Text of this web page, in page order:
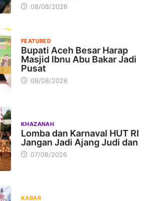
08/08/2026
FEATURED
Bupati Aceh Besar Harap
Masjid Ibnu Abu Bakar Jadi
Pusat
08/08/2026
KHAZANAH
Lomba dan Karnaval HUT RI
Jangan Jadi Ajang Judi dan
07/08/2026
KABAR